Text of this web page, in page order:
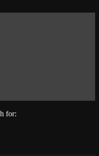
А8
for: